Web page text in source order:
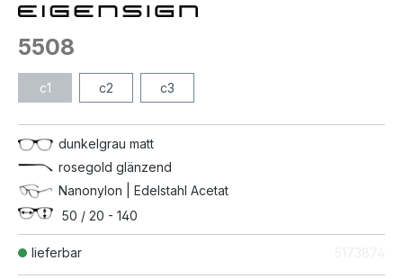
lieferbar
5508
c1 c2 c3
dunkelgrau matt
rosegold glänzend
Nanonylon | Edelstahl Acetat
50 / 20 - 140